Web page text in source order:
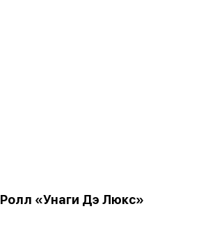
Ролл «Унаги Дэ Люкс»